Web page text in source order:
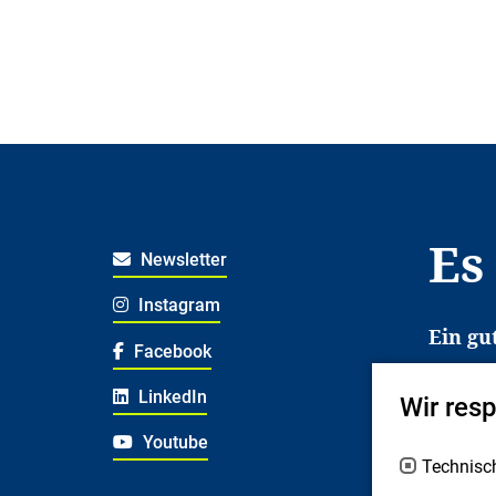
Newsletter
Instagram
Facebook
LinkedIn
Youtube
Ein
Es
Wir